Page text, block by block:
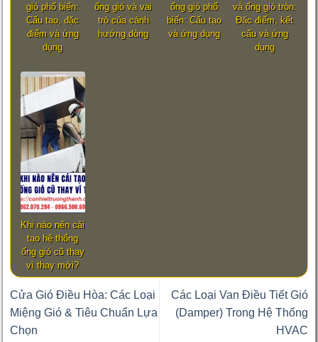
gió phổ biến:
Cấu tạo, đặc
điểm và ứng
dụng
ống gió và vai
trò của cánh
hướng dòng
ống gió phổ
biến: Cấu tạo
và ứng dụng
và ống gió tròn:
Đặc điểm, kết
cấu và ứng
dụng
Khi nào nên cải
tạo hệ thống
ống gió cũ thay
vì thay mới?
Cửa Gió Điều Hòa: Các Loại
Miệng Gió & Tiêu Chuẩn Lựa
Chọn
Các Loại Van Điều Tiết Gió
(Damper) Trong Hệ Thống
HVAC